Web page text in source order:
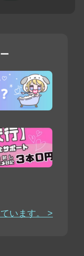
います。 >